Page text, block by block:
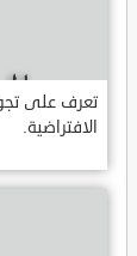
تعرف على
الافتراضية.